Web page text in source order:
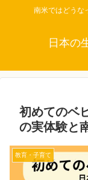
南米ではどう
日本の
初めてのベ
の実体験と
教育・子育て